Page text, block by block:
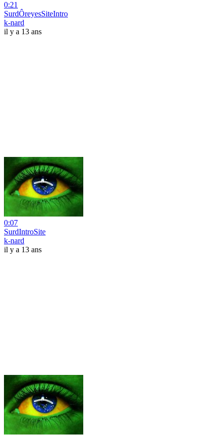
0:21
SurdÔreyesSiteIntro
k-nard
il y a 13 ans
0:07
SurdIntroSite
k-nard
il y a 13 ans